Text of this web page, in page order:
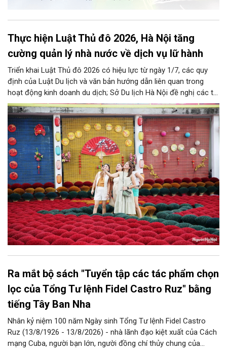
Thực hiện Luật Thủ đô 2026, Hà Nội tăng
cường quản lý nhà nước về dịch vụ lữ hành
Triển khai Luật Thủ đô 2026 có hiệu lực từ ngày 1/7, các quy
định của Luật Du lịch và văn bản hướng dẫn liên quan trong
hoạt động kinh doanh du dịch; Sở Du lịch Hà Nội đề nghị các tổ
chức, đơn vị, doanh nghiệp kinh doanh dịch vụ lữ hành trên địa
bàn thành phố thực hiện một số nội dung quan trọng. Qua đó
góp phần thực hiện thắng lợi các mục tiêu phát triển du lịch Hà
Nội năm 2026 và giai đoạn tiếp theo.
Ra mắt bộ sách "Tuyển tập các tác phẩm chọn
lọc của Tổng Tư lệnh Fidel Castro Ruz" bằng
tiếng Tây Ban Nha
Nhân kỷ niệm 100 năm Ngày sinh Tổng Tư lệnh Fidel Castro
Ruz (13/8/1926 - 13/8/2026) - nhà lãnh đạo kiệt xuất của Cách
mạng Cuba, người bạn lớn, người đồng chí thủy chung của